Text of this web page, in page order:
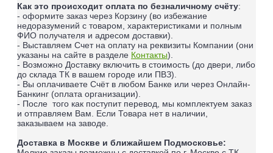
Как это происходит оплата по безналичному счёту:
- оформите заказ через Корзину (во избежание
недоразумений с товаром, характеристиками и полным
ФИО получателя и адресом доставки).
- Выставляем Счет на оплату на реквизиты Компании (они
указаны на сайте в разделе Контакты).
- Возможно Доставку включить в стоимость (до двери, либо
до склада ТК в вашем городе или ПВЗ).
- Вы оплачиваете Счёт в любом Банке или через Онлайн-
Банкинг (оплата организации).
- После того как поступит перевод, мы комплектуем заказ
и отправляем Вам. Если Товара нет в наличии,
заказываем на заводе.
Доставка в Москве и ближайшем Подмосковье: